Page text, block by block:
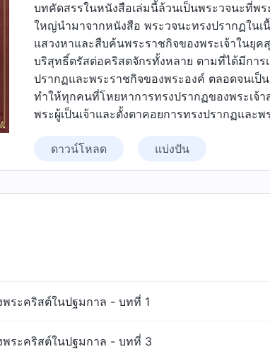
บทคัดสรรในหนังสือเล่มนี้ล้วนเป็นพระวจนะที่พ
ใหญ่นำมาจากหนังสือ พระวจนะทรงปรากฏในเ
แสวงหาและสืบค้นพระราชกิจของพระเจ้าในยุ
บริสุทธิ์ตรัสต่อคริสตจักรทั้งหลาย ตามที่ได้มีการ
ปรากฏและพระราชกิจของพระองค์ ตลอดจนเ
ทำให้ทุกคนที่โหยหาการทรงปรากฏของพระเจ้า
พระผู้เป็นเจ้าและตั้งตาคอยการทรงปรากฏและ
ดาวน์โหลด แบ่งปัน
พระคริสต์ในปฐมกาล - บทที่ 1
พระคริสต์ในปฐมกาล - บทที่ 3